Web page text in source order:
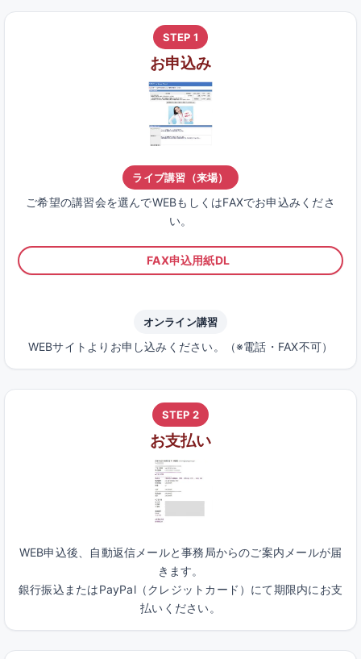
STEP 1
お申込み
ライブ講習（来場）
ご希望の講習会を選んでWEBもしくはFAXでお申込みくださ
い。
FAX申込用紙DL
オンライン講習
WEBサイトよりお申し込みください。（※電話・FAX不可）
STEP 2
お支払い
WEB申込後、自動返信メールと事務局からのご案内メールが届
きます。
銀行振込またはPayPal（クレジットカード）にて期限内にお支
払いください。